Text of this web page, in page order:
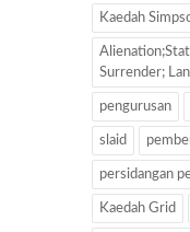
Kaedah
Surrender;
pengurusan
slaid
persidangan
Kaedah Grid